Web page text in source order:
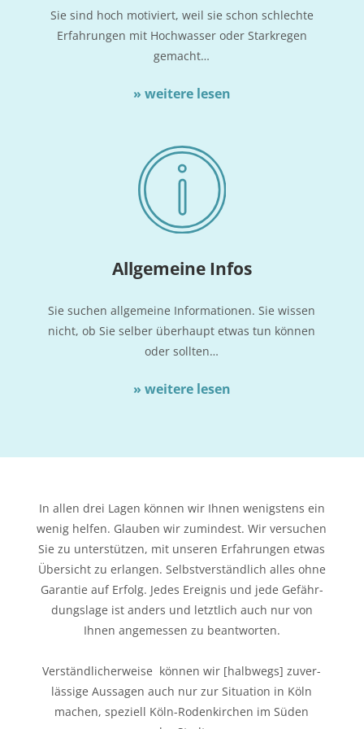
Sie sind hoch moti­viert, weil sie schon schlech­te
Erfah­run­gen mit Hoch­was­ser oder Stark­re­gen
gemacht…
» wei­te­re lesen
All­ge­mei­ne Infos
Sie suchen all­ge­mei­ne Infor­ma­tio­nen. Sie wis­sen
nicht, ob Sie sel­ber über­haupt etwas tun kön­nen
oder sollten…
» wei­te­re lesen
In allen drei Lagen kön­nen wir Ihnen wenigs­tens ein
wenig hel­fen. Glau­ben wir zumin­dest. Wir ver­su­chen
Sie zu unter­stüt­zen, mit unse­ren Erfah­run­gen etwas
Über­sicht zu erlan­gen. Selbst­ver­ständ­lich alles ohne
Garan­tie auf Erfolg. Jedes Ereig­nis und jede Gefähr­
dungs­la­ge ist anders und letzt­lich auch nur von
Ihnen ange­mes­sen zu beantworten.
Ver­ständ­li­cher­wei­se kön­nen wir [halb­wegs] zuver­
läs­si­ge Aus­sa­gen auch nur zur Situa­ti­on in Köln
machen, spe­zi­ell Köln-Roden­kir­chen im Süden